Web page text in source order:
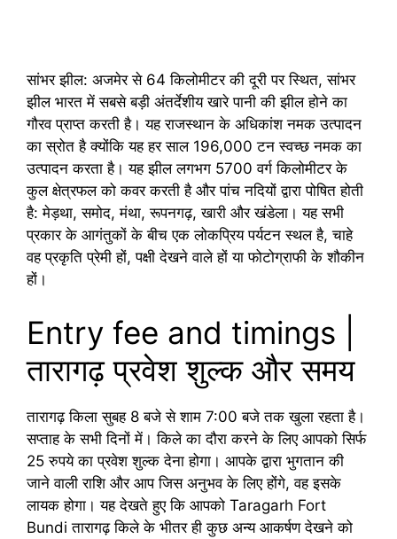
सांभर झील: अजमेर से 64 किलोमीटर की दूरी पर स्थित, सांभर
झील भारत में सबसे बड़ी अंतर्देशीय खारे पानी की झील होने का
गौरव प्राप्त करती है। यह राजस्थान के अधिकांश नमक उत्पादन
का स्रोत है क्योंकि यह हर साल 196,000 टन स्वच्छ नमक का
उत्पादन करता है। यह झील लगभग 5700 वर्ग किलोमीटर के
कुल क्षेत्रफल को कवर करती है और पांच नदियों द्वारा पोषित होती
है: मेड़था, समोद, मंथा, रूपनगढ़, खारी और खंडेला। यह सभी
प्रकार के आगंतुकों के बीच एक लोकप्रिय पर्यटन स्थल है, चाहे
वह प्रकृति प्रेमी हों, पक्षी देखने वाले हों या फोटोग्राफी के शौकीन
हों।
Entry fee and timings |
तारागढ़ प्रवेश शुल्क और समय
तारागढ़ किला सुबह 8 बजे से शाम 7:00 बजे तक खुला रहता है।
सप्ताह के सभी दिनों में। किले का दौरा करने के लिए आपको सिर्फ
25 रुपये का प्रवेश शुल्क देना होगा। आपके द्वारा भुगतान की
जाने वाली राशि और आप जिस अनुभव के लिए होंगे, वह इसके
लायक होगा। यह देखते हुए कि आपको Taragarh Fort
Bundi तारागढ़ किले के भीतर ही कुछ अन्य आकर्षण देखने को